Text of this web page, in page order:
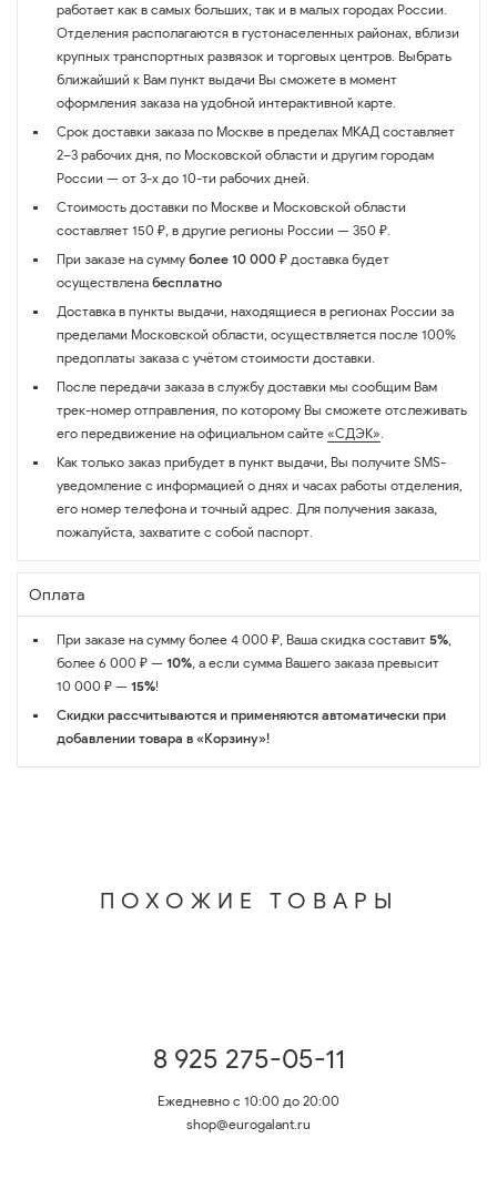
работает как в самых больших, так и в малых городах России.
Отделения располагаются в густонаселенных районах, вблизи
крупных транспортных развязок и торговых центров. Выбрать
ближайший к Вам пункт выдачи Вы сможете в момент
оформления заказа на удобной интерактивной карте.
Срок доставки заказа по Москве в пределах МКАД составляет
2–3 рабочих дня, по Московской области и другим городам
России — от 3-х до 10-ти рабочих дней.
Стоимость доставки по Москве и Московской области
составляет 150 ₽, в другие регионы России — 350 ₽.
При заказе на сумму более 10 000 ₽ доставка будет
осуществлена бесплатно
Доставка в пункты выдачи, находящиеся в регионах России за
пределами Московской области, осуществляется после 100%
предоплаты заказа с учётом стоимости доставки.
После передачи заказа в службу доставки мы сообщим Вам
трек-номер отправления, по которому Вы сможете отслеживать
его передвижение на официальном сайте «СДЭК».
Как только заказ прибудет в пункт выдачи, Вы получите SMS-
уведомление с информацией о днях и часах работы отделения,
его номер телефона и точный адрес. Для получения заказа,
пожалуйста, захватите с собой паспорт.
Оплата
При заказе на сумму более 4 000 ₽, Ваша скидка составит 5%,
более 6 000 ₽ — 10%, а если сумма Вашего заказа превысит
10 000 ₽ — 15%!
Скидки рассчитываются и применяются автоматически при
добавлении товара в «Корзину»!
ПОХОЖИЕ ТОВАРЫ
8 925 275-05-11
Ежедневно с 10:00 до 20:00
shop@eurogalant.ru